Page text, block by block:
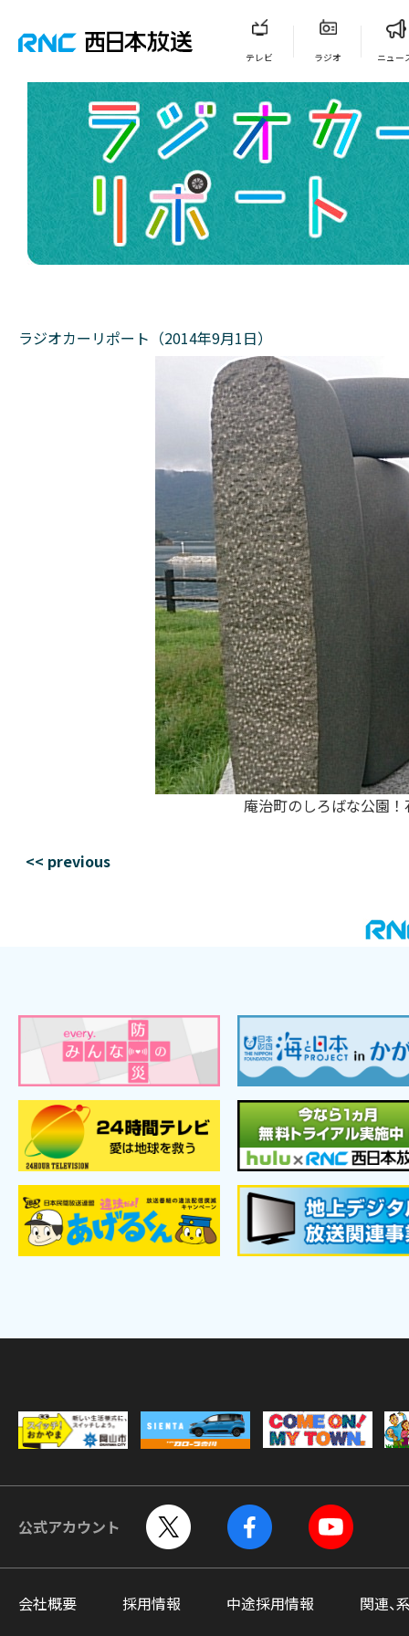
テレビ ラジオ ニュー
ラジオカーリポート（2014年9月1日）
庵治町のしろばな公園
<< previous
公式アカウント
会社概要 採用情報 中途採用情報 関連、